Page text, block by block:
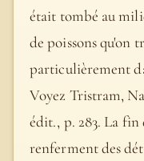
était tombé au
de poissons qu'on
particulièrement
Voyez Tristram,
édit., p. 283. La fin
renferment des